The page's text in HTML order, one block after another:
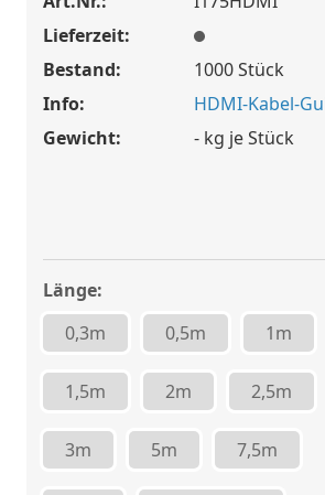
Lieferzeit:
Bestand:
1000Stück
Info:
HDMI-Kabel-
Gewicht:
-kg je Stück
Länge:
0,3m
0,5m 1m
1,5m 2m 2,5m
3m 5m 7,5m